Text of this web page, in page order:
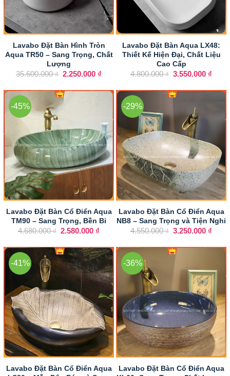
Lavabo Đặt Bàn Hình Tròn
Aqua TR50 – Sang Trọng, Chất
Lượng
35.600.000₫ Giá
gốc
35.600.000 ₫.
2.250.000 ₫
là:
2.250.000 ₫.
Lavabo Đặt Bàn Aqua LX48:
Thiết Kế Hiện Đại, Chất Liệu
Cao Cấp
4.800.000₫ Giá
gốc
4.800.000 ₫.
3.550.000 ₫
là:
-45%
Lavabo Đặt Bàn Cổ Điển Aqua
TM90 – Sang Trọng, Bền Bỉ
4.680.000₫ Giá
gốc
4.680.000 ₫.
2.580.000 ₫
là:
2.580.000 ₫.
-29%
Lavabo Đặt Bàn Cổ Điển Aqua
NB8 – Sang Trọng và Tiện Nghi
4.550.000₫ Giá
gốc
4.550.000 ₫.
3.250.000 ₫
là:
-41%
Lavabo Đặt Bàn Cổ Điển Aqua
-36%
Lavabo Đặt Bàn Cổ Điển Aqua